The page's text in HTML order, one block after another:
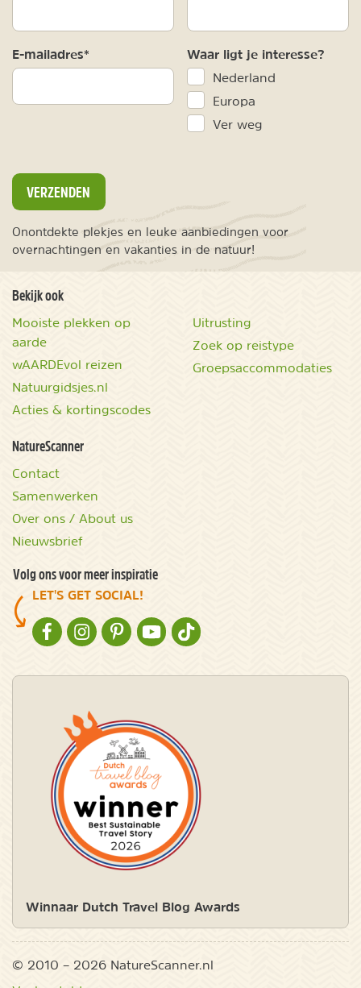
E-mailadres* Waar ligt je interesse?
Nederland
Europa
Ver weg
VERZENDEN
Onontdekte plekjes en leuke aanbiedingen voor
overnachtingen en vakanties in de natuur!
Bekijk ook
Mooiste plekken op
aarde
wAARDEvol reizen
Natuurgidsjes.nl
Acties & kortingscodes
Uitrusting
Zoek op reistype
Groepsaccommodaties
NatureScanner
Contact
Samenwerken
Over ons / About us
Nieuwsbrief
Volg ons voor meer inspiratie
LET'S GET SOCIAL!
NATURESCANNER OP FACEBOOK
NATURESCANNER OP INSTAGRAM
NATURESCANNER OP PINTEREST
NATURESCANNER OP YOUTUBE
NATURESCANNER OP TIKTOK
Winnaar Dutch Travel Blog Awards
© 2010 – 2026 NatureScanner.nl